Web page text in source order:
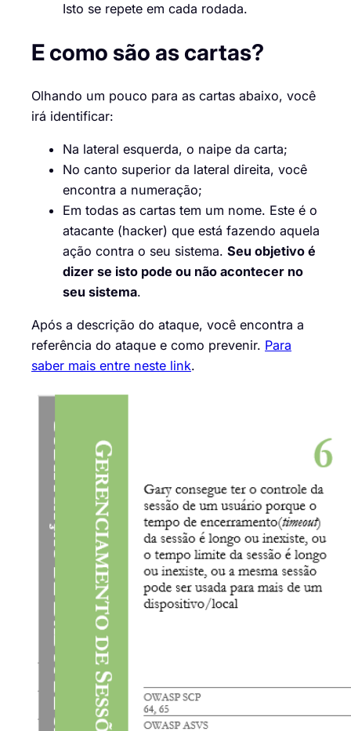
Isto se repete em cada rodada.
E como são as cartas?
Olhando um pouco para as cartas abaixo, você
irá identificar:
Na lateral esquerda, o naipe da carta;
No canto superior da lateral direita, você
encontra a numeração;
Em todas as cartas tem um nome. Este é o
atacante (hacker) que está fazendo aquela
ação contra o seu sistema. Seu objetivo é
dizer se isto pode ou não acontecer no
seu sistema.
Após a descrição do ataque, você encontra a
referência do ataque e como prevenir. Para
saber mais entre neste link.